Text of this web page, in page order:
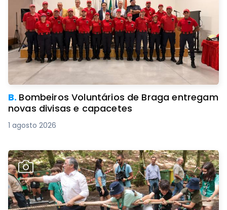
B. Bombeiros Voluntários de Braga entregam
novas divisas e capacetes
1 agosto 2026